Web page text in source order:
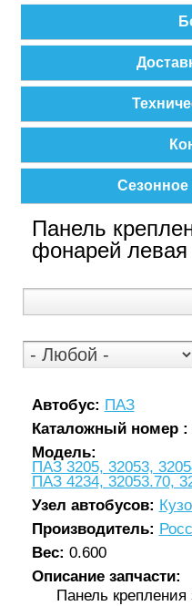
Панель
фонарей левая
Автобус: ПАЗ
Каталожный номер :
Модель:
ПАЗ 3205, 32053,
ПАЗ 4234, 32053.70,
Узел автобусов:
Производитель:
Вес: 0.600
Описание запчасти:
Панель